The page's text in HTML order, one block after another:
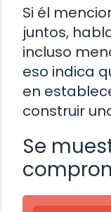
Si él
juntos,
incluso
eso indica
en
construir
Se